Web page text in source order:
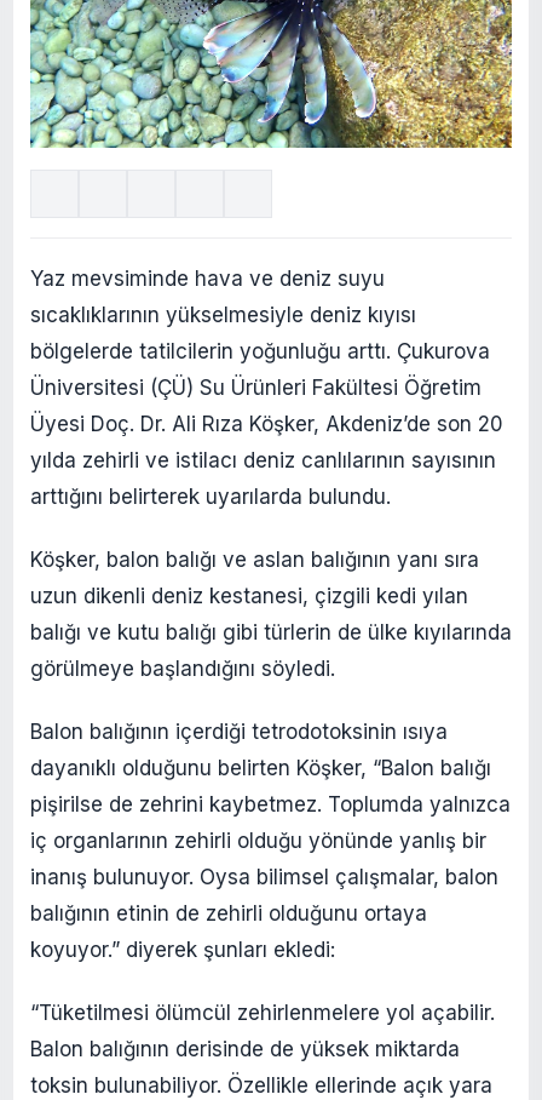
Yaz mevsiminde hava ve deniz suyu
sıcaklıklarının yükselmesiyle deniz kıyısı
bölgelerde tatilcilerin yoğunluğu arttı. Çukurova
Üniversitesi (ÇÜ) Su Ürünleri Fakültesi Öğretim
Üyesi Doç. Dr. Ali Rıza Köşker, Akdeniz’de son 20
yılda zehirli ve istilacı deniz canlılarının sayısının
arttığını belirterek uyarılarda bulundu.
Köşker, balon balığı ve aslan balığının yanı sıra
uzun dikenli deniz kestanesi, çizgili kedi yılan
balığı ve kutu balığı gibi türlerin de ülke kıyılarında
görülmeye başlandığını söyledi.
Balon balığının içerdiği tetrodotoksinin ısıya
dayanıklı olduğunu belirten Köşker, “Balon balığı
pişirilse de zehrini kaybetmez. Toplumda yalnızca
iç organlarının zehirli olduğu yönünde yanlış bir
inanış bulunuyor. Oysa bilimsel çalışmalar, balon
balığının etinin de zehirli olduğunu ortaya
koyuyor.” diyerek şunları ekledi:
“Tüketilmesi ölümcül zehirlenmelere yol açabilir.
Balon balığının derisinde de yüksek miktarda
toksin bulunabiliyor. Özellikle ellerinde açık yara